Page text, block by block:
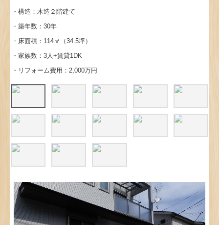
・構造：木造２階建て
・築年数：30年
・床面積：114㎡（34.5坪）
・家族数：3人+賃貸1DK
・リフォーム費用：2,000万円